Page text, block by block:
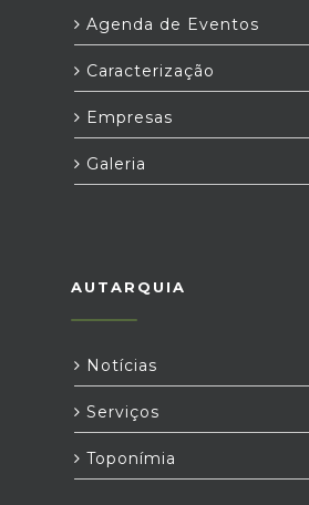
Agenda de Eventos
Caracterização
Empresas
Galeria
AUTARQUIA
Notícias
Serviços
Toponímia